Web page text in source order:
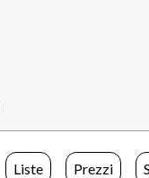
Liste Prezzi